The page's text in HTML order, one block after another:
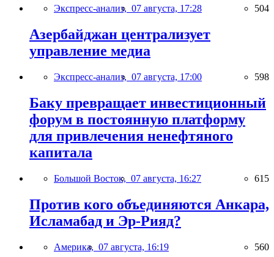
Экспресс-анализ, 07 августа, 17:28 504
Азербайджан централизует
управление медиа
Экспресс-анализ, 07 августа, 17:00 598
Баку превращает инвестиционный
форум в постоянную платформу
для привлечения ненефтяного
капитала
Большой Восток, 07 августа, 16:27 615
Против кого объединяются Анкара,
Исламабад и Эр-Рияд?
Америка, 07 августа, 16:19 560